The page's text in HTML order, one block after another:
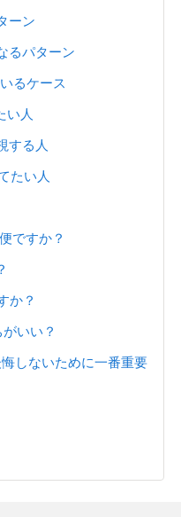
ーン
るパターン
るケース
い人
する人
たい人
ですか？
か？
いい？
しないために一番重要